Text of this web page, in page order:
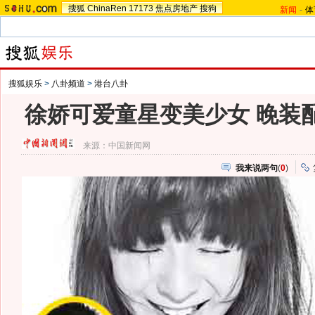
搜狐 ChinaRen 17173 焦点房地产 搜狗 新闻 -
搜狐娱乐 > 八卦频道 > 港台八卦
徐娇可爱童星变美少女 晚装
来源： 中国新闻网
我来说两句(0)